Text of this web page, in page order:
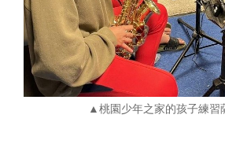
▲ 桃園少年之家的孩子練習